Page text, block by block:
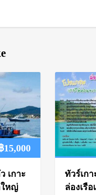
฿15,000Current
เกาะ
ใหญ่
ทัวร์เก
ล่องเรื